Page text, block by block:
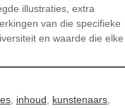
illustraties, extra
van die specifieke
en waarde die elke
inhoud kunstenaars